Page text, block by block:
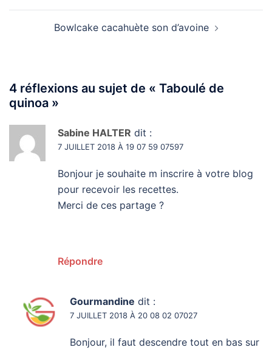
Bowlcake cacahuète son d’avoine
4 réflexions au sujet de « Taboulé de
quinoa »
Sabine HALTER dit :
7 JUILLET 2018 À 19 07 59 07597
Bonjour je souhaite m inscrire à votre blog
pour recevoir les recettes.
Merci de ces partage ?
Répondre
Gourmandine dit :
7 JUILLET 2018 À 20 08 02 07027
Bonjour, il faut descendre tout en bas sur